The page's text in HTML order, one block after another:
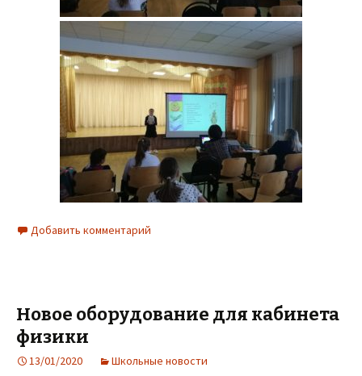
Добавить комментарий
Новое оборудование для кабинета
физики
13/01/2020 Школьные новости